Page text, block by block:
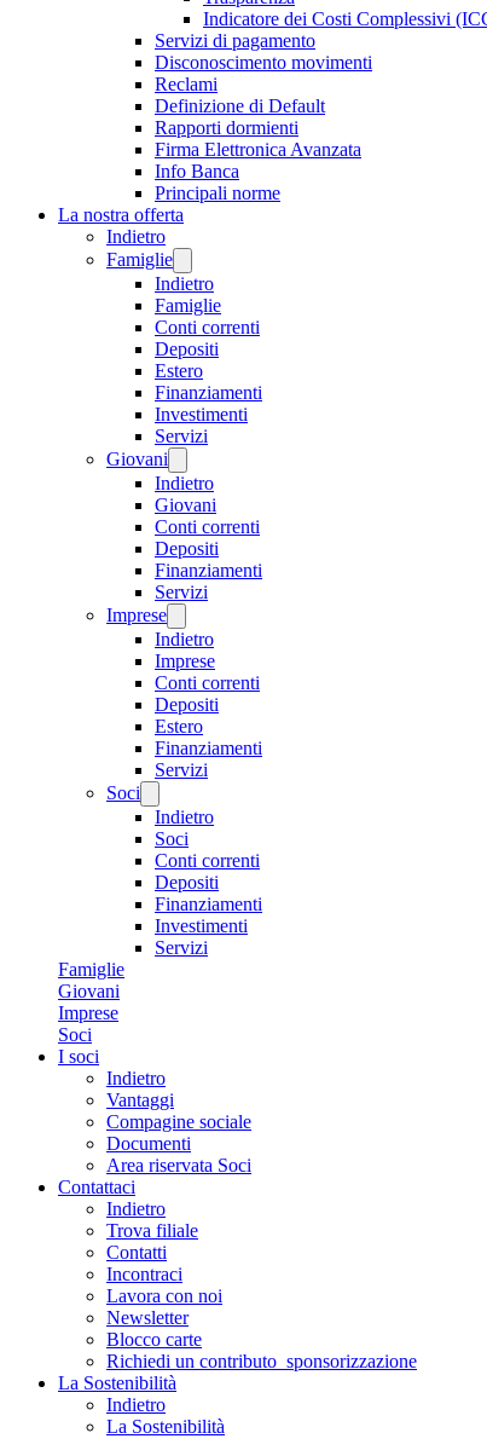
Indicatore dei Costi Complessivi
Servizi di pagamento
Disconoscimento movimenti
Reclami
Definizione di Default
Rapporti dormienti
Firma Elettronica Avanzata
Info Banca
Principali norme
La nostra offerta
Indietro
Famiglie
Indietro
Famiglie
Conti correnti
Depositi
Estero
Finanziamenti
Investimenti
Servizi
Giovani
Indietro
Giovani
Conti correnti
Depositi
Finanziamenti
Servizi
Imprese
Indietro
Imprese
Conti correnti
Depositi
Estero
Finanziamenti
Servizi
Soci
Indietro
Soci
Conti correnti
Depositi
Finanziamenti
Investimenti
Servizi
Famiglie
Giovani
Imprese
Soci
I soci
Indietro
Vantaggi
Compagine sociale
Documenti
Area riservata Soci
Contattaci
Indietro
Trova filiale
Contatti
Incontraci
Lavora con noi
Newsletter
Blocco carte
Richiedi un contributo_sponsorizzazione
La Sostenibilità
Indietro
La Sostenibilità